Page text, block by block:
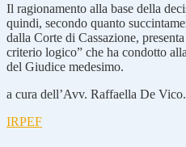
Il ragionamento alla base della
quindi, secondo quanto
dalla Corte di Cassazione,
criterio logico” che ha condotto
del Giudice medesimo.
a cura dell’Avv. Raffaella De Vico.
IRPEF